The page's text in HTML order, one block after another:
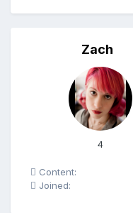
Zach
4
Content:
Joined: